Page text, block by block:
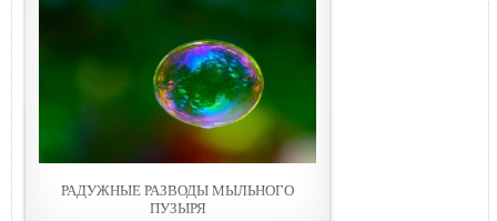
РАДУЖНЫЕ РАЗВОДЫ МЫЛЬНОГО
ПУЗЫРЯ